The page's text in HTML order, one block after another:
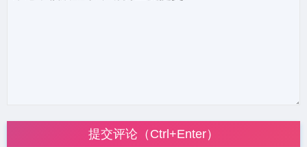
提交评论（Ctrl+Enter）